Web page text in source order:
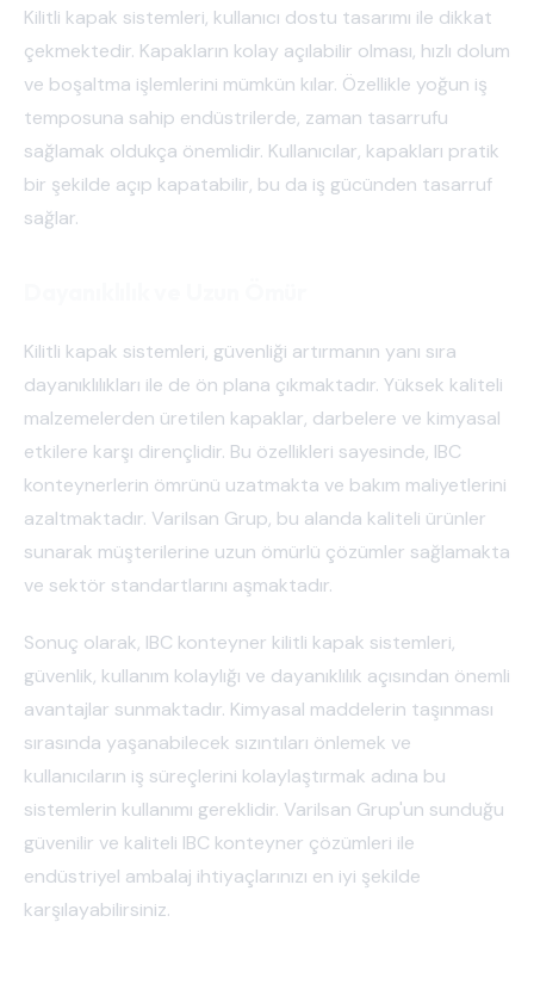
Kilitli kapak sistemleri, kullanıcı dostu tasarımı ile dikkat
çekmektedir. Kapakların kolay açılabilir olması, hızlı dolum
ve boşaltma işlemlerini mümkün kılar. Özellikle yoğun iş
temposuna sahip endüstrilerde, zaman tasarrufu
sağlamak oldukça önemlidir. Kullanıcılar, kapakları pratik
bir şekilde açıp kapatabilir, bu da iş gücünden tasarruf
sağlar.
Kilitli kapak sistemleri, güvenliği artırmanın yanı sıra
dayanıklılıkları ile de ön plana çıkmaktadır. Yüksek kaliteli
malzemelerden üretilen kapaklar, darbelere ve kimyasal
etkilere karşı dirençlidir. Bu özellikleri sayesinde, IBC
konteynerlerin ömrünü uzatmakta ve bakım maliyetlerini
azaltmaktadır. Varilsan Grup, bu alanda kaliteli ürünler
sunarak müşterilerine uzun ömürlü çözümler sağlamakta
ve sektör standartlarını aşmaktadır.
Sonuç olarak, IBC konteyner kilitli kapak sistemleri,
güvenlik, kullanım kolaylığı ve dayanıklılık açısından önemli
avantajlar sunmaktadır. Kimyasal maddelerin taşınması
sırasında yaşanabilecek sızıntıları önlemek ve
kullanıcıların iş süreçlerini kolaylaştırmak adına bu
sistemlerin kullanımı gereklidir. Varilsan Grup'un sunduğu
güvenilir ve kaliteli IBC konteyner çözümleri ile
endüstriyel ambalaj ihtiyaçlarınızı en iyi şekilde
karşılayabilirsiniz.